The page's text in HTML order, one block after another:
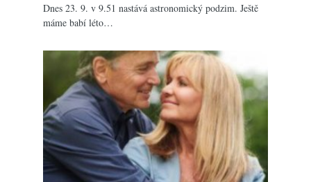
Dnes 23. 9. v 9.51 nastává astronomický podzim. Ještě
máme babí léto…